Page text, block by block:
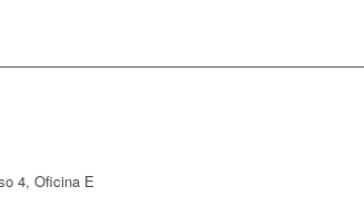
4, Oficina E